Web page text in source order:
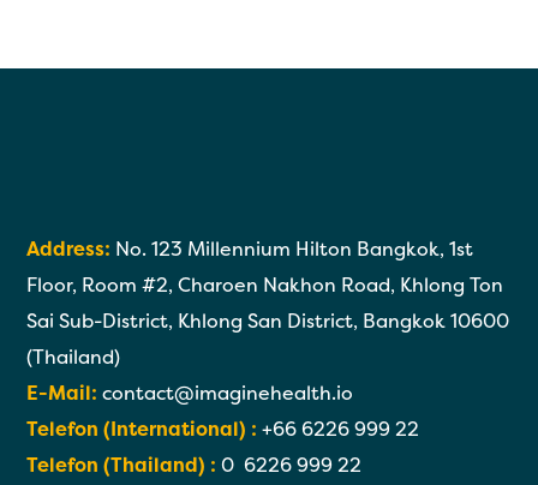
Address: No. 123 Millennium Hilton Bangkok, 1st
Floor, Room #2, Charoen Nakhon Road, Khlong Ton
Sai Sub-District, Khlong San District, Bangkok 10600
(Thailand)
E-Mail:contact@imaginehealth.io
Telefon (International) :+66 6226 999 22
Telefon (Thailand) :0 6226 999 22